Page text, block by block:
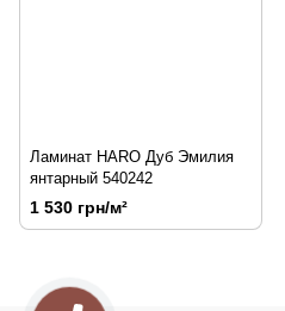
Ламинат HARO Дуб Эмилия
янтарный 540242
1 530 грн/м²